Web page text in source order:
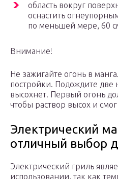
область вокруг
оснастить
по меньшей мере, 60
Внимание!
Не зажигайте огонь в
постройки. Подождите две
высохнет. Первый огонь
чтобы раствор высох и смог
Электрический
отличный выбор
Электрический гриль
использовании, так как